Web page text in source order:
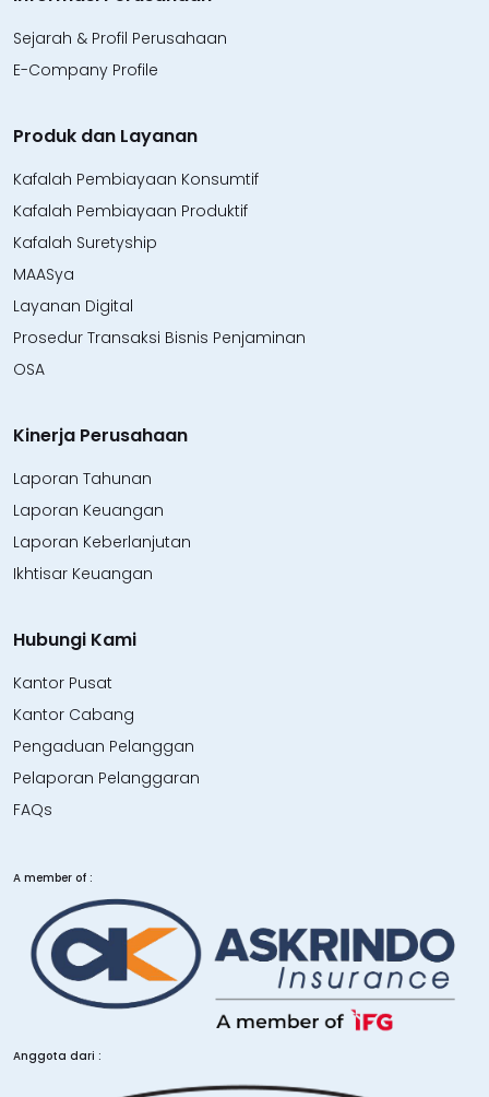
Sejarah & Profil Perusahaan
E-Company Profile
Produk dan Layanan
Kafalah Pembiayaan Konsumtif
Kafalah Pembiayaan Produktif
Kafalah Suretyship
MAASya
Layanan Digital
Prosedur Transaksi Bisnis Penjaminan
OSA
Kinerja Perusahaan
Laporan Tahunan
Laporan Keuangan
Laporan Keberlanjutan
Ikhtisar Keuangan
Hubungi Kami
Kantor Pusat
Kantor Cabang
Pengaduan Pelanggan
Pelaporan Pelanggaran
FAQs
A member of :
Anggota dari :